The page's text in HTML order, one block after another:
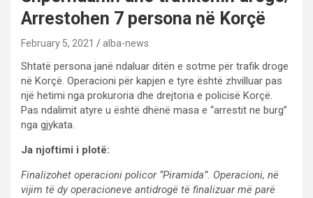
Arrestohen 7 persona në Korçë
February 5, 2021 alba-news
Shtatë persona janë ndaluar ditën e sotme për trafik droge
në Korçë. Operacioni për kapjen e tyre është zhvilluar pas
një hetimi nga prokuroria dhe drejtoria e policisë Korçë.
Pas ndalimit atyre u është dhënë masa e “arrestit ne burg”
nga gjykata.
Ja njoftimi i plotë:
Finalizohet operacioni policor “Piramida”. Operacioni, në
vijim të dy operacioneve antidrogë të finalizuar më parë